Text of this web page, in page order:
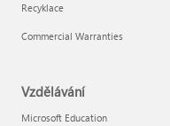
Recyklace
Commercial Warranties
Vzdělávání
Microsoft Education